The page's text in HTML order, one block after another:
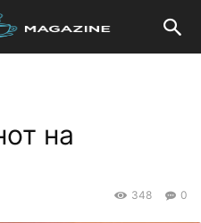
на
0
348